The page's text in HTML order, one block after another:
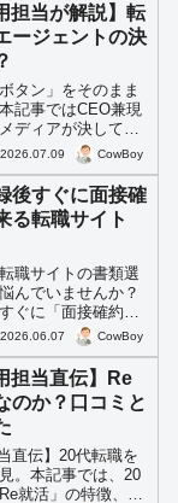
担当が解説】転
ージェントの決
タン」をそのまま
記事ではCEO兼現
ディアが決して書
暴露。転職サイト
わない」ことが失
す。賢く使い分け
上げるプロの活用
2026.07.09 CowBoy
後すぐに面接確
る転職サイト
職サイトの書類選
んでいませんか？
ぐに「面接確約オ
スキマ時間で自分
）も診断可能。効
方は必見です。
2026.06.07 CowBoy
担当直伝】Re
のか？口コミと
直伝】20代転職を
。本記事では、20
就活」の特徴、メ